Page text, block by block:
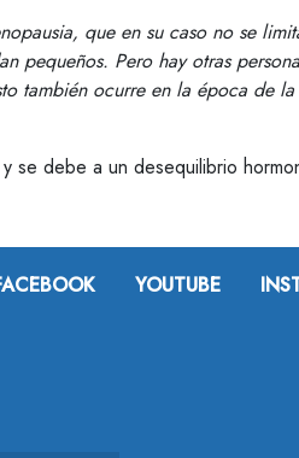
que en su caso no se
pequeños. Pero hay otras
también ocurre en la época de
debe a un desequilibrio
YOUTUBE